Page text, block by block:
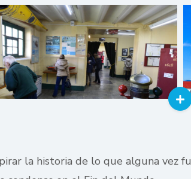
la historia de lo que alguna vez